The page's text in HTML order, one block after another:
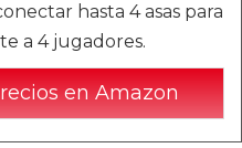
hasta 4 asas para
a 4 jugadores.
en Amazon